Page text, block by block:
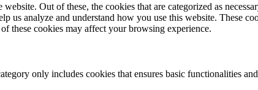
Out of these, the cookies that are categorized as
us analyze and understand how you use this website. These
these cookies may affect your browsing experience.
only includes cookies that ensures basic functionalities